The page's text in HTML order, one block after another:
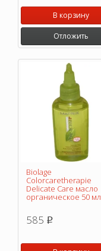
В корзину
Отложить
Biolage
Colorcaretherapie
Delicate Care масло
органическое 50 мл
585 p